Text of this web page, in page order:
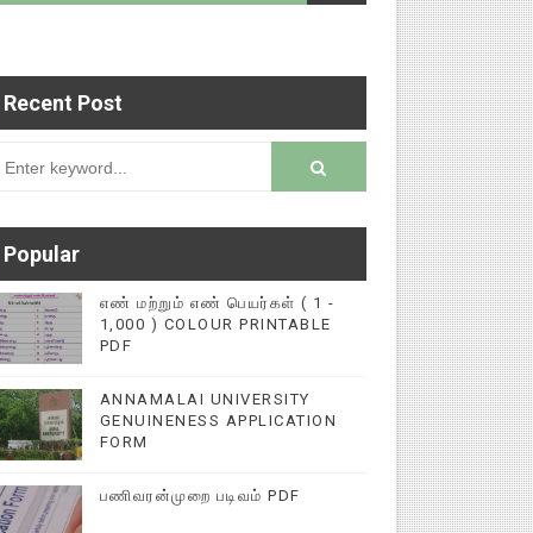
மின்னல் கல்விச் செய்தி இணையதளத்தில்
Recent Post
Popular
எண் மற்றும் எண் பெயர்கள் ( 1 -
1,000 ) COLOUR PRINTABLE
PDF
ANNAMALAI UNIVERSITY
GENUINENESS APPLICATION
FORM
பணிவரன்முறை படிவம் PDF